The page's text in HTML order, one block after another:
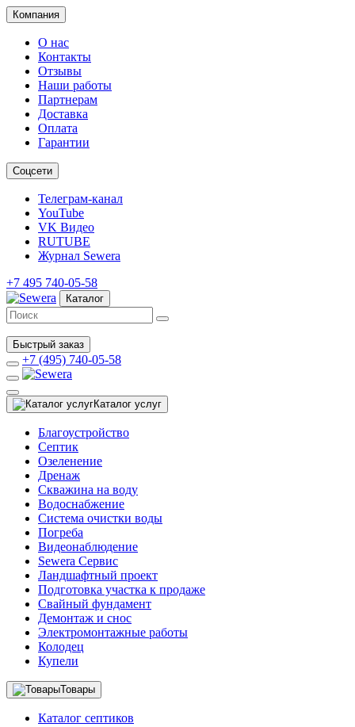
Компания
О нас
Контакты
Отзывы
Наши работы
Партнерам
Доставка
Оплата
Гарантии
Соцсети
Телеграм-канал
YouTube
VK Видео
RUTUBE
Журнал Sewera
+7 495 740-05-58
Каталог
Быстрый заказ
+7 (495) 740-05-58
Каталог услуг
Благоустройство
Септик
Озеленение
Дренаж
Скважина на воду
Водоснабжение
Система очистки воды
Погреба
Видеонаблюдение
Sewera Сервис
Ландшафтный проект
Подготовка участка к продаже
Свайный фундамент
Демонтаж и снос
Электромонтажные работы
Колодец
Купели
Товары
Каталог септиков